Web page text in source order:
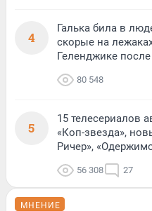
4
Галька била в
скорые на
Геленджике
80 548
5
15 телесериалов
«Коп-звезда»,
Ричер»,
56 308 27
МНЕНИЕ